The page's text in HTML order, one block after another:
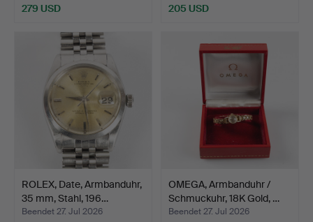
279 USD 205 USD
ROLEX, Date, Armbanduhr,
35 mm, Stahl, 196…
Beendet 27. Jul 2026
OMEGA, Armbanduhr /
Schmuckuhr, 18K Gold, …
Beendet 27. Jul 2026